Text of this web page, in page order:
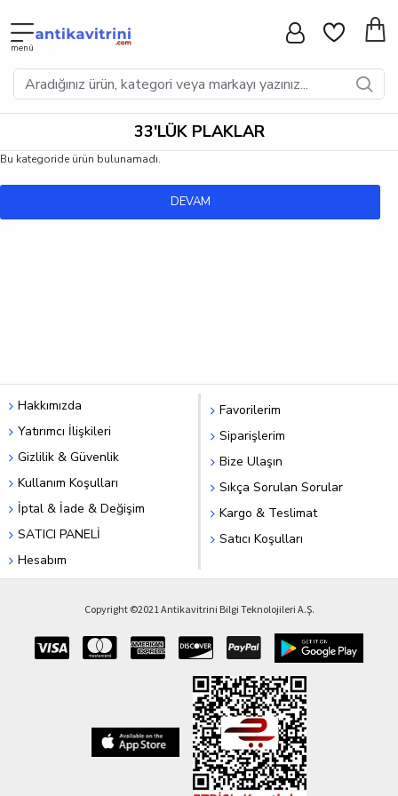
33'LÜK PLAKLAR
Bu kategoride ürün bulunamadı.
DEVAM
Hakkımızda
Yatırımcı İlişkileri
Gizlilik & Güvenlik
Kullanım Koşulları
İptal & İade & Değişim
SATICI PANELİ
Hesabım
Favorilerim
Siparişlerim
Bize Ulaşın
Sıkça Sorulan Sorular
Kargo & Teslimat
Satıcı Koşulları
Copyright ©2021 Antikavitrini Bilgi Teknolojileri A.Ş.